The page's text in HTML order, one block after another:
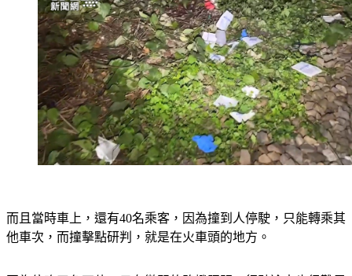
而且當時車上，還有40名乘客，因為撞到人停駛，只能轉乘其
他車次，而撞擊點研判，就是在火車頭的地方。